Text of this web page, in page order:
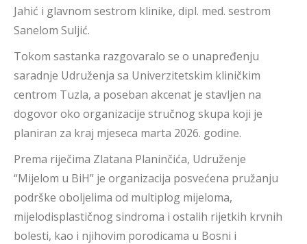
Jahić i glavnom sestrom klinike, dipl. med. sestrom
Sanelom Suljić.
Tokom sastanka razgovaralo se o unapređenju
saradnje Udruženja sa Univerzitetskim kliničkim
centrom Tuzla, a poseban akcenat je stavljen na
dogovor oko organizacije stručnog skupa koji je
planiran za kraj mjeseca marta 2026. godine.
Prema riječima Zlatana Planinčića, Udruženje
“Mijelom u BiH” je organizacija posvećena pružanju
podrške oboljelima od multiplog mijeloma,
mijelodisplastičnog sindroma i ostalih rijetkih krvnih
bolesti, kao i njihovim porodicama u Bosni i